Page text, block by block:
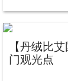
【丹绒比
门观光点